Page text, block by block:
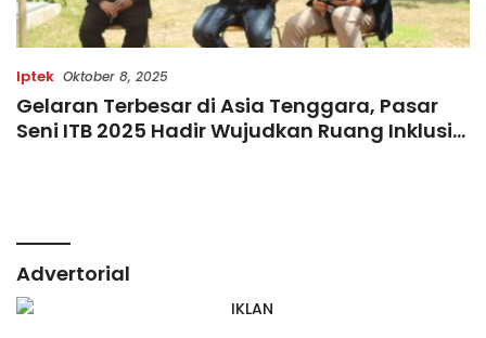
Iptek Oktober 8, 2025
Gelaran Terbesar di Asia Tenggara, Pasar
Seni ITB 2025 Hadir Wujudkan Ruang Inklusif
Advertorial